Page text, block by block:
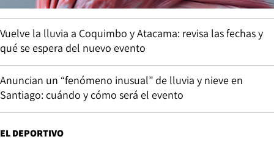
Vuelve la lluvia a Coquimbo y Atacama: revisa las fechas y
qué se espera del nuevo evento
Anuncian un “fenómeno inusual” de lluvia y nieve en
Santiago: cuándo y cómo será el evento
EL DEPORTIVO